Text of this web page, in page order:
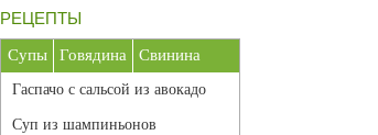
РЕЦЕПТЫ
Супы Говядина Свинина
Гаспачо с сальсой из авокадо
Суп из шампиньонов